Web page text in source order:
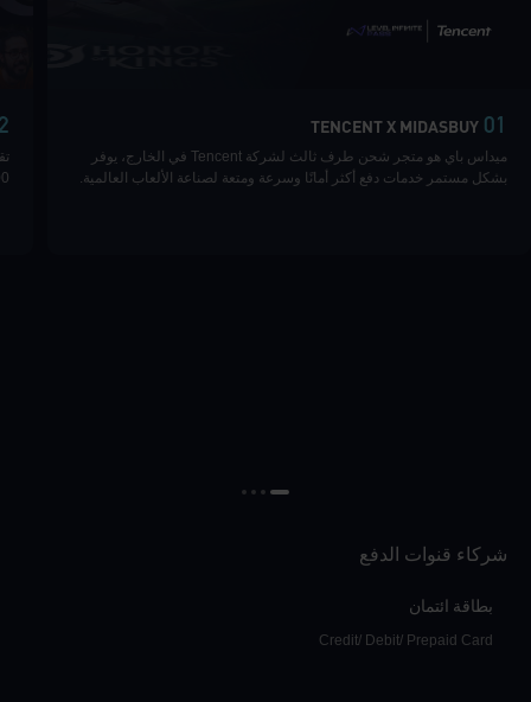
01
TENCENT X MIDASBUY
ميداس باي هو متجر شحن طرف ثالث لشركة Tencent في الخارج، يوفر
بشكل مستمر خدمات دفع أكثر أمانًا وسرعة ومتعة لصناعة الألعاب العالمية.
100 سوق حول
شركاء قنوات الدفع
بطاقة ائتمان
Credit/ Debit/ Prepaid Card